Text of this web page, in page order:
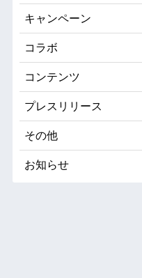
キャンペーン
コラボ
コンテンツ
プレスリリース
その他
お知らせ